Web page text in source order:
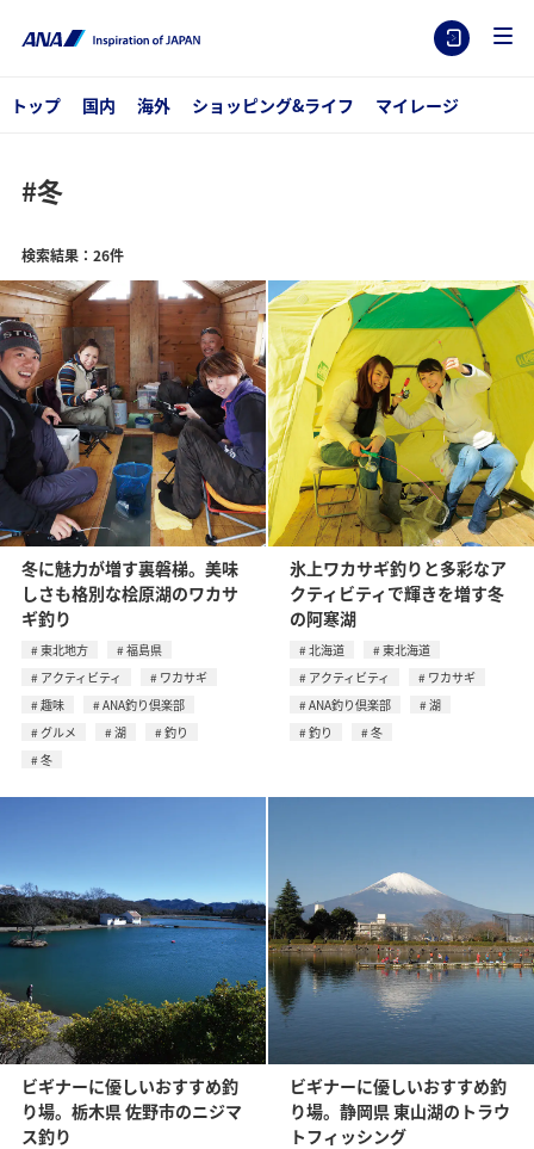
トップ 国内 海外 ショッピング&ライフ マイレージ
#冬
検索結果：26件
冬に魅力が増す裏磐梯。美味
しさも格別な桧原湖のワカサ
ギ釣り
東北地方
福島県
アクティビティ
ワカサギ
趣味
ANA釣り倶楽部
グルメ
湖
釣り
冬
氷上ワカサギ釣りと多彩なア
クティビティで輝きを増す冬
の阿寒湖
北海道
東北海道
アクティビティ
ワカサギ
ANA釣り倶楽部
湖
釣り
冬
ビギナーに優しいおすすめ釣
り場。栃木県 佐野市のニジマ
ス釣り
ビギナーに優しいおすすめ釣
り場。静岡県 東山湖のトラウ
トフィッシング